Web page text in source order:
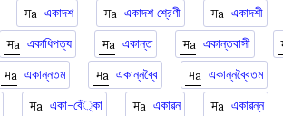
একাদশ একাদশ শ্রেণী একাদশী
একাধিপত্য একান্ত একান্তবাসী
একান্নতম একান্নব্বৈ একান্নব্বৈতম
একা-বেঁ্কা একাৱন একাৱন্ন